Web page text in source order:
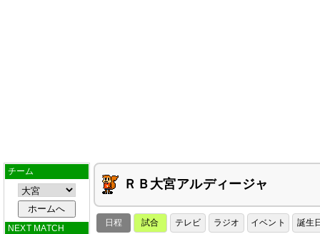
チーム
NEXT MATCH
ＲＢ大宮アルディージャ
日程 試合 テレビ ラジオ イベント 誕生